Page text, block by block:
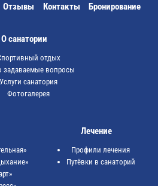
Отзывы Контакты Бронирование
О санатории
отдых
задаваемые вопросы
Услуги санатория
Фотогалерея
Лечение
Профили лечения
Путёвки в санаторий